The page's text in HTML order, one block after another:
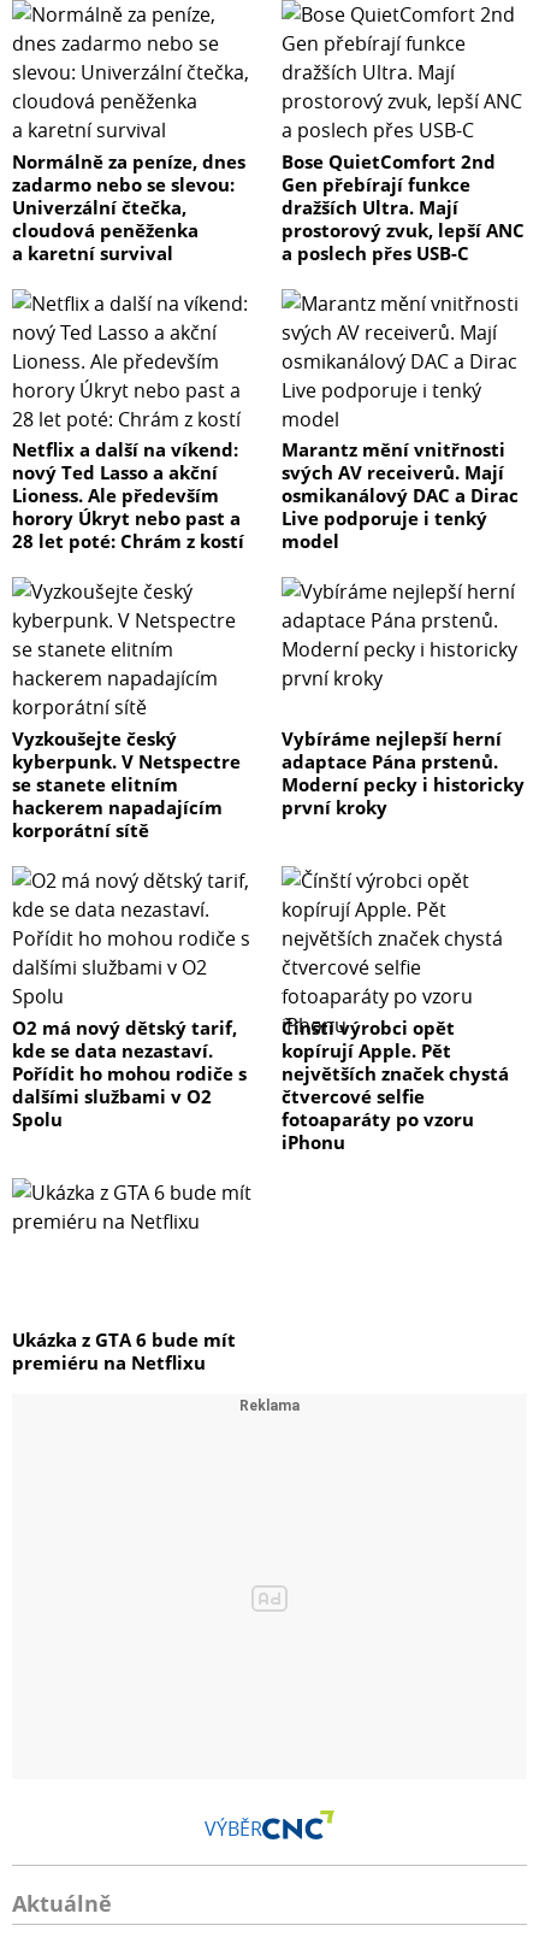
Normálně za peníze, dnes
zadarmo nebo se slevou:
Univerzální čtečka,
cloudová peněženka
a karetní survival
Bose QuietComfort 2nd
Gen přebírají funkce
dražších Ultra. Mají
prostorový zvuk, lepší ANC
a poslech přes USB-C
Netflix a další na víkend:
nový Ted Lasso a akční
Lioness. Ale především
horory Úkryt nebo past a
28 let poté: Chrám z kostí
Marantz mění vnitřnosti
svých AV receiverů. Mají
osmikanálový DAC a Dirac
Live podporuje i tenký
model
Vyzkoušejte český
kyberpunk. V Netspectre
se stanete elitním
hackerem napadajícím
korporátní sítě
Vybíráme nejlepší herní
adaptace Pána prstenů.
Moderní pecky i historicky
první kroky
O2 má nový dětský tarif,
kde se data nezastaví.
Pořídit ho mohou rodiče s
dalšími službami v O2
Spolu
Čínští výrobci opět
kopírují Apple. Pět
největších značek chystá
čtvercové selfie
fotoaparáty po vzoru
iPhonu
Ukázka z GTA 6 bude mít
premiéru na Netflixu
VÝBĚR
Aktuálně